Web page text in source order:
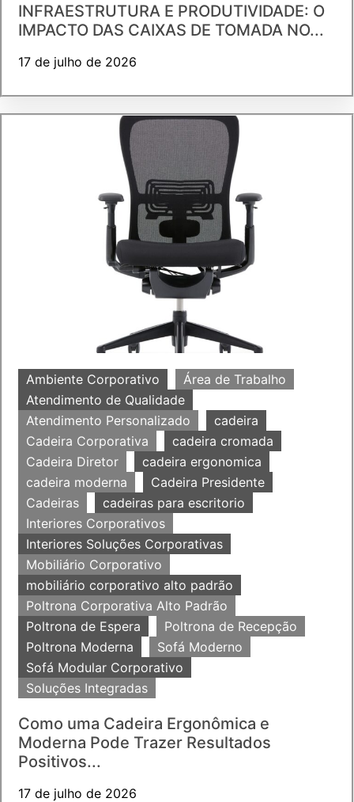
INFRAESTRUTURA E PRODUTIVIDADE: O
IMPACTO DAS CAIXAS DE TOMADA NO...
17 de julho de 2026
Ambiente Corporativo
Área de Trabalho
Atendimento de Qualidade
Atendimento Personalizado
cadeira
Cadeira Corporativa
cadeira cromada
Cadeira Diretor
cadeira ergonomica
cadeira moderna
Cadeira Presidente
Cadeiras
cadeiras para escritorio
Interiores Corporativos
Interiores Soluções Corporativas
Mobiliário Corporativo
mobiliário corporativo alto padrão
Poltrona Corporativa Alto Padrão
Poltrona de Espera
Poltrona de Recepção
Poltrona Moderna
Sofá Moderno
Sofá Modular Corporativo
Soluções Integradas
Como uma Cadeira Ergonômica e
Moderna Pode Trazer Resultados
Positivos...
17 de julho de 2026